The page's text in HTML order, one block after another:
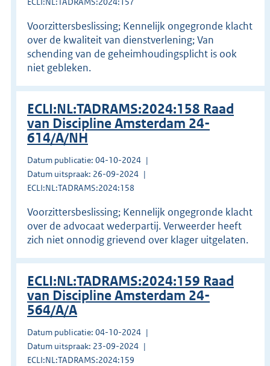
Voorzittersbeslissing; Kennelijk ongegronde klacht
over de kwaliteit van dienstverlening; Van
schending van de geheimhoudingsplicht is ook
niet gebleken.
ECLI:NL:TADRAMS:2024:158 Raad
van Discipline Amsterdam 24-
614/A/NH
Datum publicatie: 04-10-2024
Datum uitspraak: 26-09-2024
ECLI:NL:TADRAMS:2024:158
Voorzittersbeslissing; Kennelijk ongegronde klacht
over de advocaat wederpartij. Verweerder heeft
zich niet onnodig grievend over klager uitgelaten.
ECLI:NL:TADRAMS:2024:159 Raad
van Discipline Amsterdam 24-
564/A/A
Datum publicatie: 04-10-2024
Datum uitspraak: 23-09-2024
ECLI:NL:TADRAMS:2024:159